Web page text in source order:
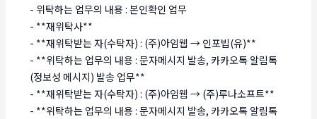
- 위탁하는 업무의 내용 : 본인확인 업무
- **재위탁사**
- **재위탁받는 자(수탁자) : (주)아임웹 → 인포빕(유)**
- **위탁하는 업무의 내용 : 문자메시지 발송, 카카오톡 알림톡
(정보성 메시지) 발송 업무**
- **재위탁받는 자(수탁자) : (주)아임웹 → (주)루나소프트**
- **위탁하는 업무의 내용 : 문자메시지 발송, 카카오톡 알림톡